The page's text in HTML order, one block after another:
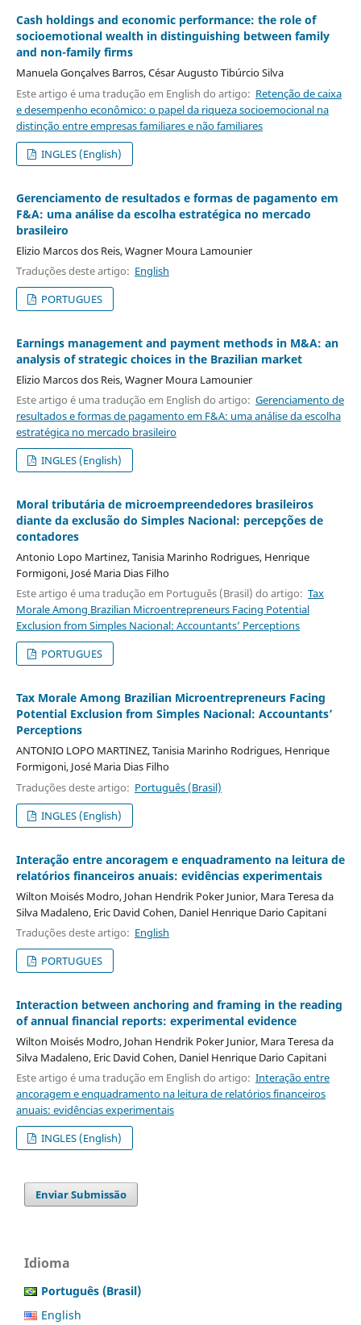
Cash holdings and economic performance: the role of
socioemotional wealth in distinguishing between family
and non-family firms
Manuela Gonçalves Barros, César Augusto Tibúrcio Silva
Este artigo é uma tradução em English do artigo: Retenção de caixa
e desempenho econômico: o papel da riqueza socioemocional na
distinção entre empresas familiares e não familiares
INGLES (English)
Gerenciamento de resultados e formas de pagamento em
F&A: uma análise da escolha estratégica no mercado
brasileiro
Elizio Marcos dos Reis, Wagner Moura Lamounier
Traduções deste artigo: English
PORTUGUES
Earnings management and payment methods in M&A: an
analysis of strategic choices in the Brazilian market
Elizio Marcos dos Reis, Wagner Moura Lamounier
Este artigo é uma tradução em English do artigo: Gerenciamento de
resultados e formas de pagamento em F&A: uma análise da escolha
estratégica no mercado brasileiro
INGLES (English)
Moral tributária de microempreendedores brasileiros
diante da exclusão do Simples Nacional: percepções de
contadores
Antonio Lopo Martinez, Tanisia Marinho Rodrigues, Henrique
Formigoni, José Maria Dias Filho
Este artigo é uma tradução em Português (Brasil) do artigo: Tax
Morale Among Brazilian Microentrepreneurs Facing Potential
Exclusion from Simples Nacional: Accountants’ Perceptions
PORTUGUES
Tax Morale Among Brazilian Microentrepreneurs Facing
Potential Exclusion from Simples Nacional: Accountants’
Perceptions
ANTONIO LOPO MARTINEZ, Tanisia Marinho Rodrigues, Henrique
Formigoni, José Maria Dias Filho
Traduções deste artigo: Português (Brasil)
INGLES (English)
Interação entre ancoragem e enquadramento na leitura de
relatórios financeiros anuais: evidências experimentais
Wilton Moisés Modro, Johan Hendrik Poker Junior, Mara Teresa da
Silva Madaleno, Eric David Cohen, Daniel Henrique Dario Capitani
Traduções deste artigo: English
PORTUGUES
Interaction between anchoring and framing in the reading
of annual financial reports: experimental evidence
Wilton Moisés Modro, Johan Hendrik Poker Junior, Mara Teresa da
Silva Madaleno, Eric David Cohen, Daniel Henrique Dario Capitani
Este artigo é uma tradução em English do artigo: Interação entre
ancoragem e enquadramento na leitura de relatórios financeiros
anuais: evidências experimentais
INGLES (English)
Enviar Submissão
Idioma
Português (Brasil)
English